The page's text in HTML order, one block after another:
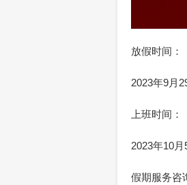
放假时间：
2023年9月
上班时间：
2023年10
假期服务咨